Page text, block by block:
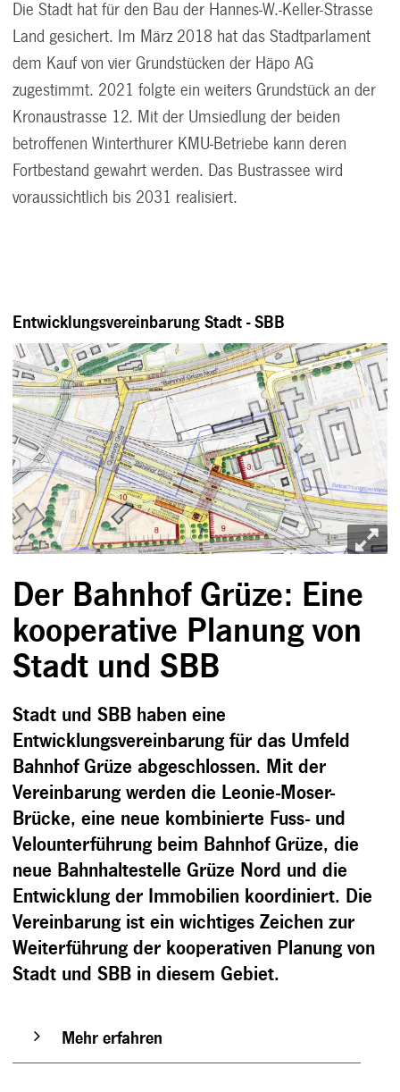
Die Stadt hat für den Bau der Hannes-W.-Keller-Strasse
Land gesichert. Im März 2018 hat das Stadtparlament
dem Kauf von vier Grundstücken der Häpo AG
zugestimmt. 2021 folgte ein weiters Grundstück an der
Kronaustrasse 12. Mit der Umsiedlung der beiden
betroffenen Winterthurer KMU-Betriebe kann deren
Fortbestand gewahrt werden. Das Bustrassee wird
voraussichtlich bis 2031 realisiert.
Entwicklungsvereinbarung Stadt - SBB
Der Bahnhof Grüze: Eine
kooperative Planung von
Stadt und SBB
Stadt und SBB haben eine
Entwicklungsvereinbarung für das Umfeld
Bahnhof Grüze abgeschlossen. Mit der
Vereinbarung werden die Leonie-Moser-
Brücke, eine neue kombinierte Fuss- und
Velounterführung beim Bahnhof Grüze, die
neue Bahnhaltestelle Grüze Nord und die
Entwicklung der Immobilien koordiniert. Die
Vereinbarung ist ein wichtiges Zeichen zur
Weiterführung der kooperativen Planung von
Stadt und SBB in diesem Gebiet.
Mehr erfahren